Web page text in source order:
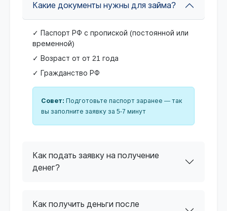
Какие документы нужны для займа?
✓ Паспорт РФ с пропиской (постоянной или
временной)
✓ Возраст от от 21 года
✓ Гражданство РФ
Совет: Подготовьте паспорт заранее — так
вы заполните заявку за 5-7 минут
Как подать заявку на получение
денег?
Как получить деньги после